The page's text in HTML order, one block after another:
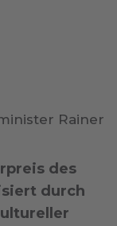
Rainer
des
durch